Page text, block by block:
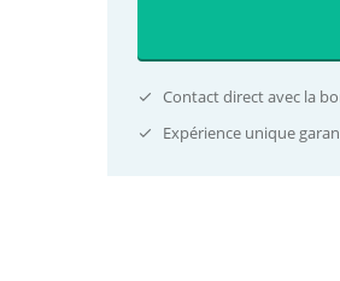
Contact direct avec la
Expérience unique